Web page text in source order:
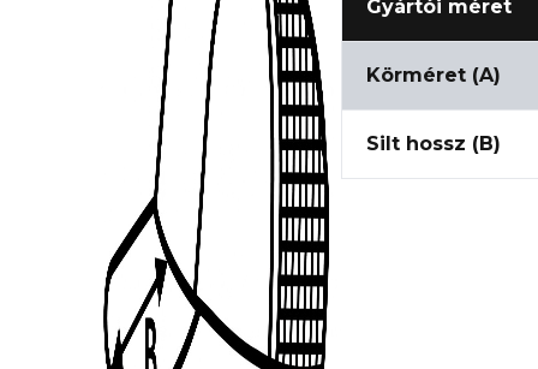
Gyártói méret
Körméret (A)
Silt hossz (B)